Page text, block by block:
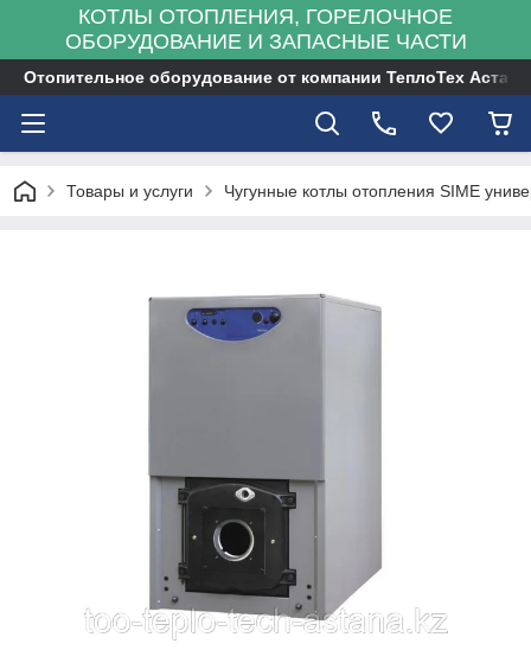
КОТЛЫ ОТОПЛЕНИЯ, ГОРЕЛОЧНОЕ
ОБОРУДОВАНИЕ И ЗАПАСНЫЕ ЧАСТИ
Отопительное оборудование от компании ТеплоТех Астана
Товары и услуги Чугунные котлы отопления SIME